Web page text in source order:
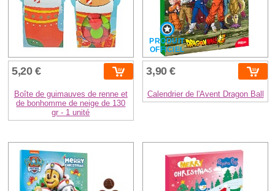
5,20 €
Boîte de guimauves de renne et
de bonhomme de neige de 130
gr - 1 unité
PRODUIT
OFFICIEL
3,90 €
Calendrier de l'Avent Dragon Ball